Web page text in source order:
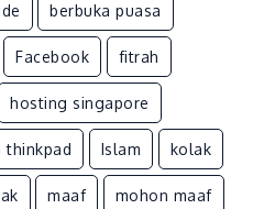
berbuka puasa
Facebook fitrah
hosting singapore
thinkpad Islam kolak
maaf mohon maaf